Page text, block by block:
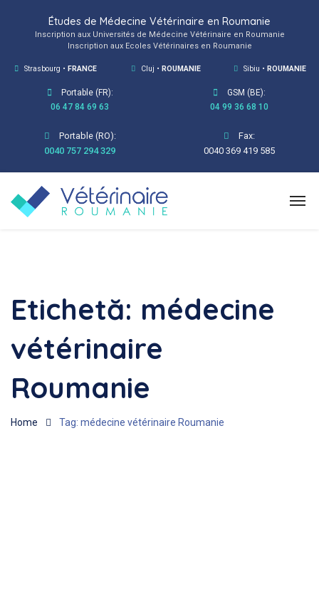
Études de Médecine Vétérinaire en Roumanie
Inscription aux Universités de Médecine Vétérinaire en Roumanie
Inscription aux Ecoles Vétérinaires en Roumanie
Strasbourg •FRANCE Cluj • ROUMANIE Sibiu • ROUMANIE
Portable (FR):
06 47 84 69 63
GSM (BE):
04 99 36 68 10
Portable (RO):
0040 757 294 329
Fax:
0040 369 419 585
Etichetă: médecine
vétérinaire
Roumanie
Home Tag: médecine vétérinaire Roumanie